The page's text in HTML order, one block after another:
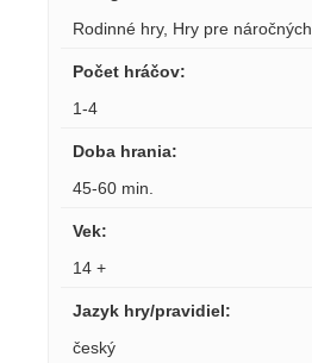
Rodinné hry, Hry pre náročných
Počet hráčov:
1-4
Doba hrania:
45-60 min.
Vek:
14 +
Jazyk hry/pravidiel:
český